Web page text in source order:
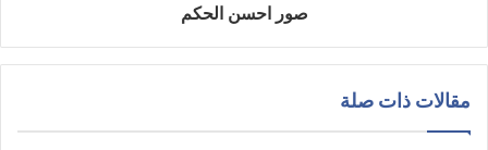
صور احسن الحكم
مقالات ذات صلة